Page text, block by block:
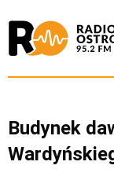
Budynek